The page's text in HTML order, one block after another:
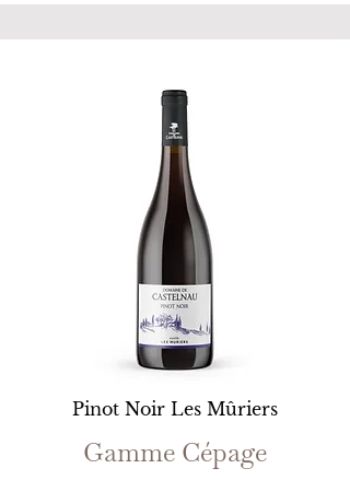
Pinot Noir Les Mûriers
Gamme Cépage